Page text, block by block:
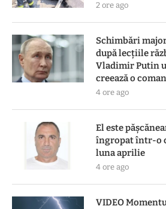
2 ore ago
Schimbări
după lecțiile
Vladimir Putin
creează o
4 ore ago
El este
îngropat într-o
luna aprilie
4 ore ago
VIDEO